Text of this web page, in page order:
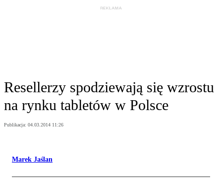
Resellerzy spodziewają się wzrostu
na rynku tabletów w Polsce
Publikacja: 04.03.2014 11:26
Marek Jaślan